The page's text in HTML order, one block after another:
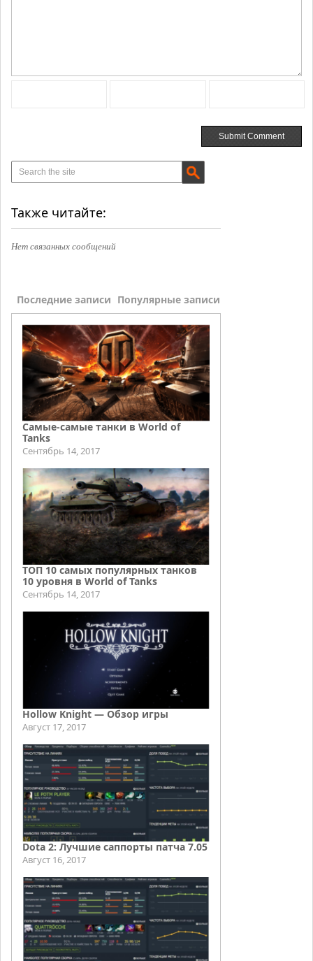
Также читайте:
Нет связанных сообщений
Последние записи Популярные записи
Самые-самые танки в World of
Tanks
Сентябрь 14, 2017
ТОП 10 самых популярных танков
10 уровня в World of Tanks
Сентябрь 14, 2017
Hollow Knight — Обзор игры
Август 17, 2017
Dota 2: Лучшие саппорты патча 7.05
Август 16, 2017